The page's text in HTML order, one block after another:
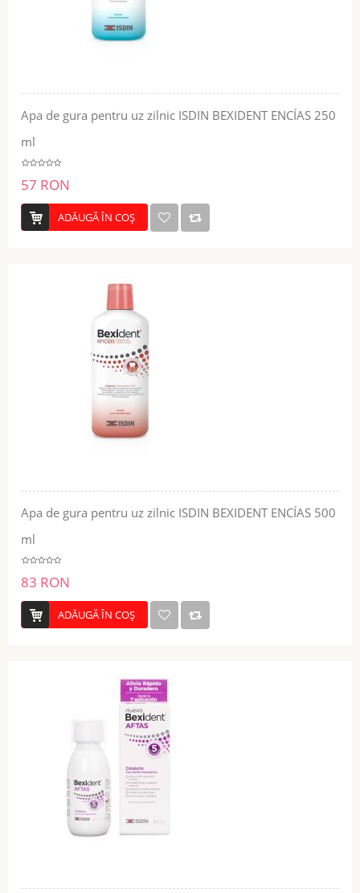
Apa de gura pentru uz zilnic ISDIN BEXIDENT ENCÍAS 250
ml
57 RON
ADĂUGĂ ÎN COŞ
Apa de gura pentru uz zilnic ISDIN BEXIDENT ENCÍAS 500
ml
83 RON
ADĂUGĂ ÎN COŞ